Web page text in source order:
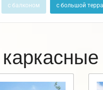
с балконом с большой